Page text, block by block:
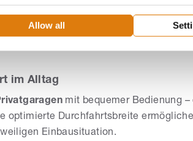
Allow all
Wärmeschutz
mit Potenzial zur
im Alltag
mit bequemer Bedienung –
optimierte Durchfahrtsbreite
Einbausituation.